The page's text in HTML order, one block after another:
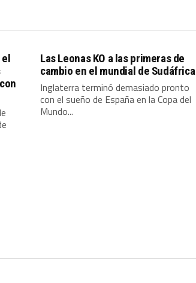
el
Las Leonas KO a las primeras de
cambio en el mundial de Sudáfrica
Inglaterra terminó demasiado pronto
con el sueño de España en la Copa del
Mundo...